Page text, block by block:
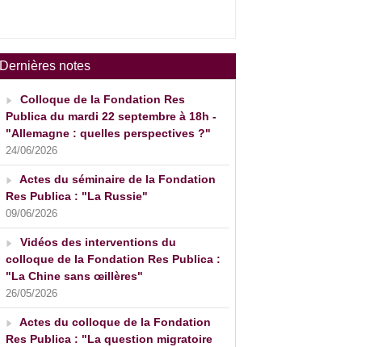
Dernières notes
Colloque de la Fondation Res
Publica du mardi 22 septembre à 18h -
"Allemagne : quelles perspectives ?"
24/06/2026
Actes du séminaire de la Fondation
Res Publica : "La Russie"
09/06/2026
Vidéos des interventions du
colloque de la Fondation Res Publica :
"La Chine sans œillères"
26/05/2026
Actes du colloque de la Fondation
Res Publica : "La question migratoire